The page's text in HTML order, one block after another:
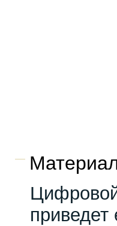
приведет